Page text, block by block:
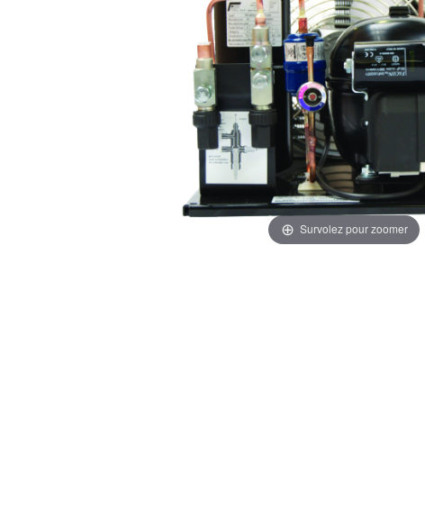
Survolez pour zoomer